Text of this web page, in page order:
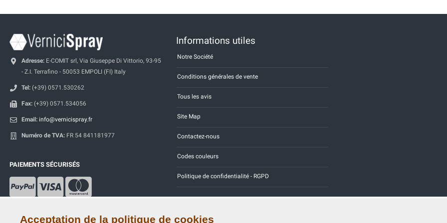
Adresse: E-COMIT srl, Via Giuseppe Di Vittorio, 93-95
- Z.I. Terrafino - 50053 EMPOLI (FI) Italy
Tel: (+39) 0571.530262
Fax: (+39) 0571.534056
Email: info@vernicispray.fr
Numéro de TVA: FR 54 841181977
PAIEMENTS SÉCURISÉS
Informations utiles
Notre Société
Conditions générales de vente
Tous les avis
Site Map
Contactez-nous
Codes couleurs
Politique de confidentialité - RGPD
Acceptation de la politique de cookies